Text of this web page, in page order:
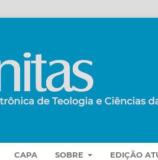
CAPA SOBRE EDIÇÃO